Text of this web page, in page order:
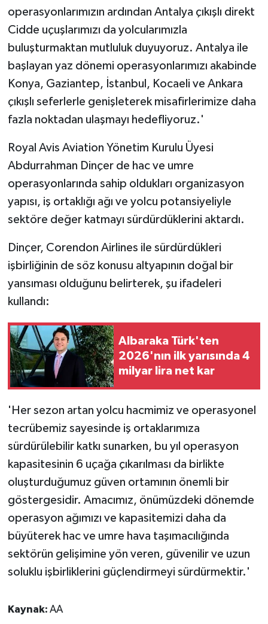
operasyonlarımızın ardından Antalya çıkışlı direkt
Cidde uçuşlarımızı da yolcularımızla
buluşturmaktan mutluluk duyuyoruz. Antalya ile
başlayan yaz dönemi operasyonlarımızı akabinde
Konya, Gaziantep, İstanbul, Kocaeli ve Ankara
çıkışlı seferlerle genişleterek misafirlerimize daha
fazla noktadan ulaşmayı hedefliyoruz.'
Royal Avis Aviation Yönetim Kurulu Üyesi
Abdurrahman Dinçer de hac ve umre
operasyonlarında sahip oldukları organizasyon
yapısı, iş ortaklığı ağı ve yolcu potansiyeliyle
sektöre değer katmayı sürdürdüklerini aktardı.
Dinçer, Corendon Airlines ile sürdürdükleri
işbirliğinin de söz konusu altyapının doğal bir
yansıması olduğunu belirterek, şu ifadeleri
kullandı:
Albaraka Türk'ten
2026'nın ilk yarısında 4
milyar lira net kar
'Her sezon artan yolcu hacmimiz ve operasyonel
tecrübemiz sayesinde iş ortaklarımıza
sürdürülebilir katkı sunarken, bu yıl operasyon
kapasitesinin 6 uçağa çıkarılması da birlikte
oluşturduğumuz güven ortamının önemli bir
göstergesidir. Amacımız, önümüzdeki dönemde
operasyon ağımızı ve kapasitemizi daha da
büyüterek hac ve umre hava taşımacılığında
sektörün gelişimine yön veren, güvenilir ve uzun
soluklu işbirliklerini güçlendirmeyi sürdürmektir.'
Kaynak: AA